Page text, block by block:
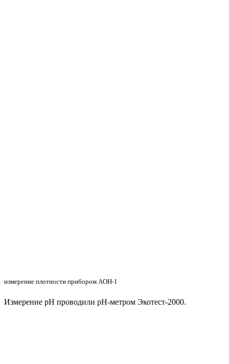
измерение плотности прибором AОН-1
Измерение pH проводили pH-метром Экотест-2000.